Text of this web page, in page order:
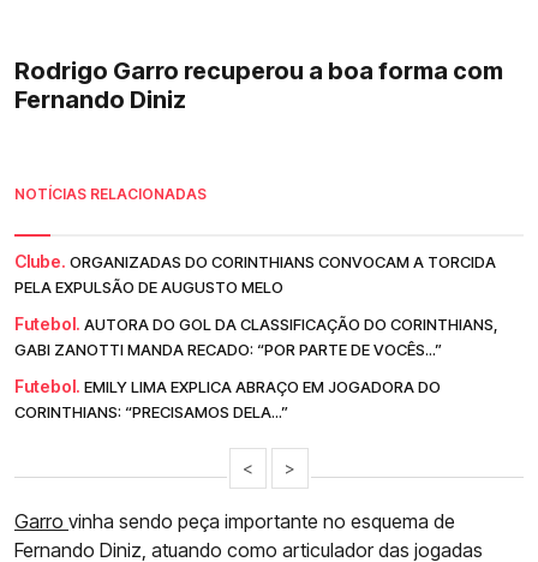
Rodrigo Garro recuperou a boa forma com
Fernando Diniz
NOTÍCIAS RELACIONADAS
Clube. ORGANIZADAS DO CORINTHIANS CONVOCAM A TORCIDA
PELA EXPULSÃO DE AUGUSTO MELO
Futebol. AUTORA DO GOL DA CLASSIFICAÇÃO DO CORINTHIANS,
GABI ZANOTTI MANDA RECADO: “POR PARTE DE VOCÊS...”
Futebol. EMILY LIMA EXPLICA ABRAÇO EM JOGADORA DO
CORINTHIANS: “PRECISAMOS DELA...”
< >
Garro vinha sendo peça importante no esquema de
Fernando Diniz, atuando como articulador das jogadas